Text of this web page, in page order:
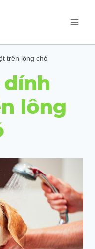
trên lông chó
lông